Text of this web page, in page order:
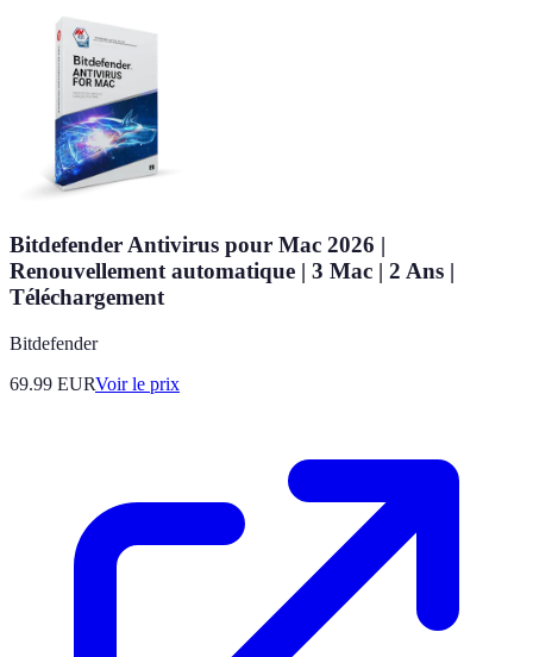
Bitdefender Antivirus pour Mac 2026 |
Renouvellement automatique | 3 Mac | 2 Ans |
Téléchargement
Bitdefender
69.99 EURVoir le prix